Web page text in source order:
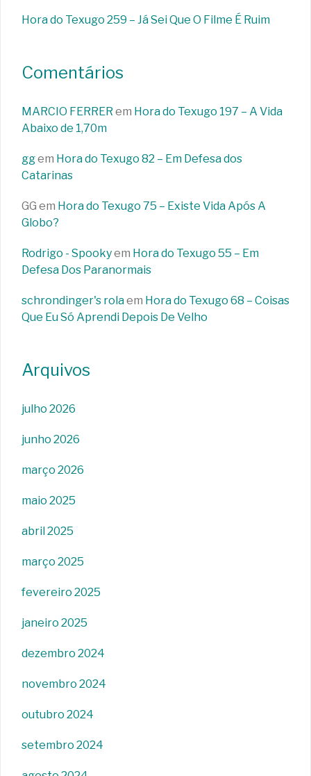
Hora do Texugo 259 – Já Sei Que O Filme É Ruim
Comentários
MARCIO FERRER em Hora do Texugo 197 – A Vida
Abaixo de 1,70m
ggem Hora do Texugo 82 – Em Defesa dos
Catarinas
GG em Hora do Texugo 75 – Existe Vida Após A
Globo?
Rodrigo - Spookyem Hora do Texugo 55 – Em
Defesa Dos Paranormais
schrondinger's rolaem Hora do Texugo 68 – Coisas
Que Eu Só Aprendi Depois De Velho
Arquivos
julho 2026
junho 2026
março 2026
maio 2025
abril 2025
março 2025
fevereiro 2025
janeiro 2025
dezembro 2024
novembro 2024
outubro 2024
setembro 2024